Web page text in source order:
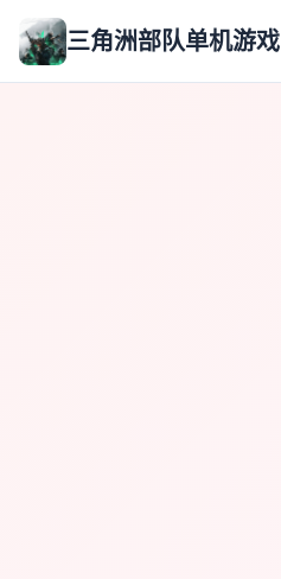
三角洲部队单机游戏